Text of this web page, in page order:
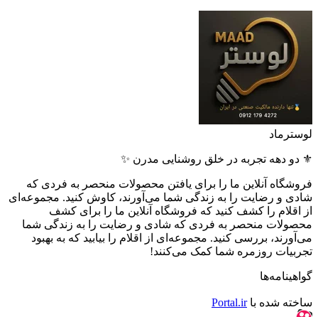
لوسترماد
⚜️ دو دهه تجربه در خلق روشنایی مدرن ✨
فروشگاه آنلاین ما را برای یافتن محصولات منحصر به فردی که
شادی و رضایت را به زندگی شما می‌آورند، کاوش کنید. مجموعه‌ای
از اقلام را کشف کنید که فروشگاه آنلاین ما را برای کشف
محصولات منحصر به فردی که شادی و رضایت را به زندگی شما
می‌آورند، بررسی کنید. مجموعه‌ای از اقلام را بیابید که به بهبود
تجربیات روزمره شما کمک می‌کنند!
گواهینامه‌ها
ساخته شده باPortal.ir